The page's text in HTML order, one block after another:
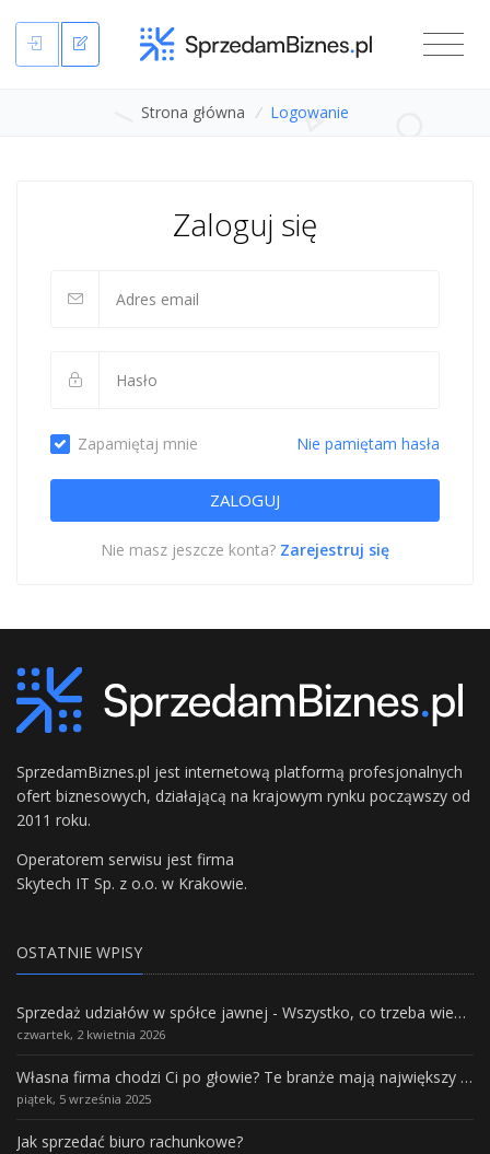
Strona główna / Logowanie
Zaloguj się
Zapamiętaj mnie Nie pamiętam hasła
Nie masz jeszcze konta? Zarejestruj się
SprzedamBiznes.pl jest internetową platformą profesjonalnych
ofert biznesowych, działającą na krajowym rynku począwszy od
2011 roku.
Operatorem serwisu jest firma
Skytech IT Sp. z o.o. w Krakowie.
OSTATNIE WPISY
Sprzedaż udziałów w spółce jawnej - Wszystko, co trzeba wiedzieć.
czwartek, 2 kwietnia 2026
Własna firma chodzi Ci po głowie? Te branże mają największy potencjał rozwoju
piątek, 5 września 2025
Jak sprzedać biuro rachunkowe?